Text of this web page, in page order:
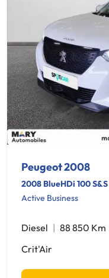
Peugeot 2008
2008 BlueHDi 100
Active Business
Diesel 88 850 Km
Crit'Air